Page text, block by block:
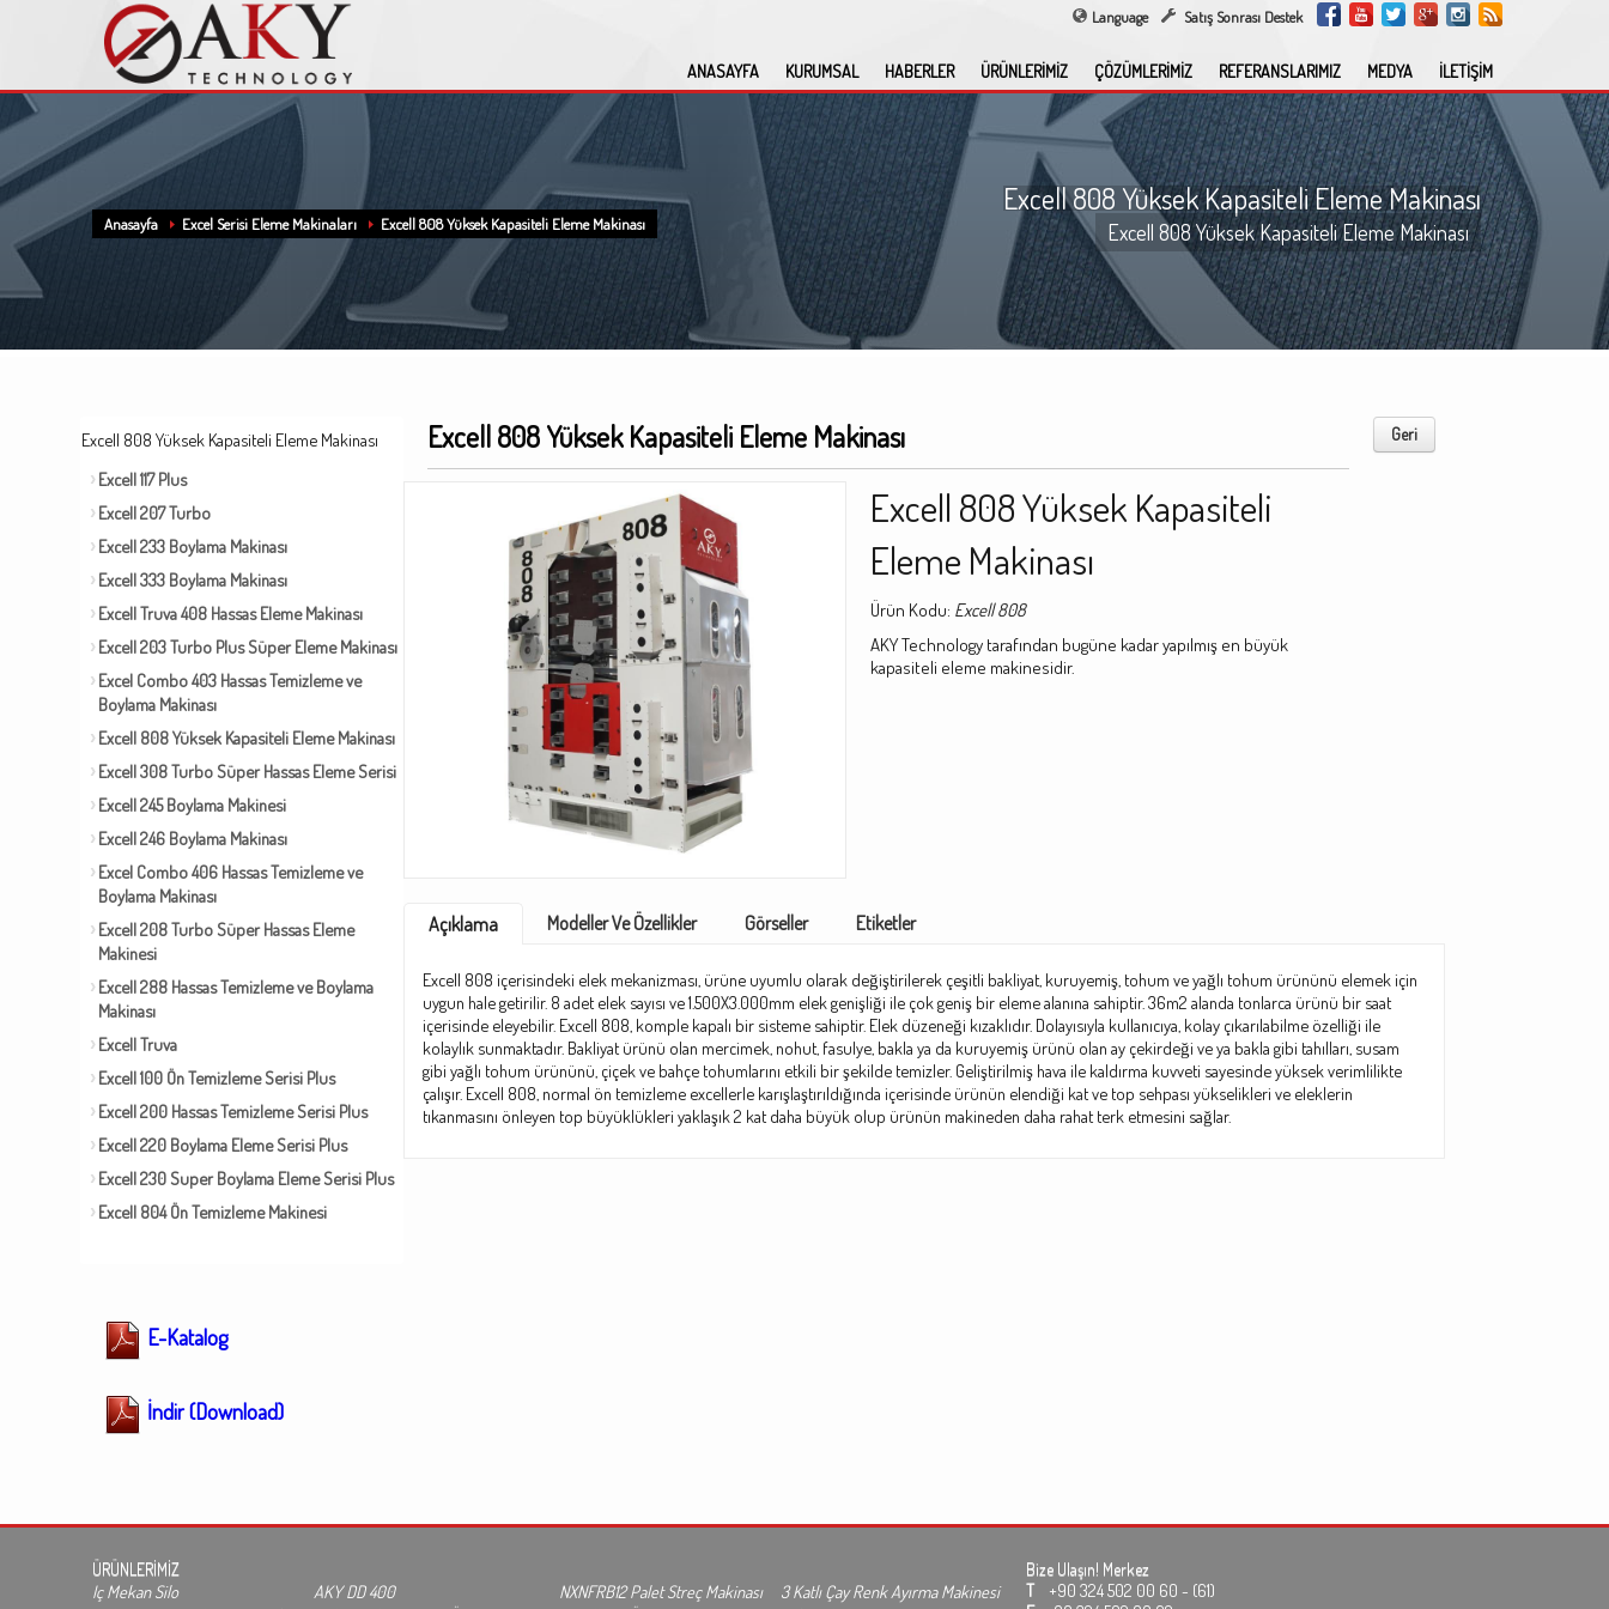
Language Satış Sonrası Destek
ANASAYFA KURUMSAL HABERLER ÜRÜNLERİMİZ ÇÖZÜMLERİMİZ REFERANSLARIMIZ MEDYA İLETİŞİM
Anasayfa Excel Serisi Eleme Makinaları Excell 808 Yüksek Kapasiteli Eleme Makinası
Excell 808 Yüksek Kapasiteli Eleme Makinası
Excell 808 Yüksek Kapasiteli Eleme Makinası
Excell 808 Yüksek Kapasiteli Eleme Makinası
Excell 117 Plus
Excell 207 Turbo
Excell 233 Boylama Makinası
Excell 333 Boylama Makinası
Excell Truva 408 Hassas Eleme Makinası
Excell 203 Turbo Plus Süper Eleme Makinası
Excel Combo 403 Hassas Temizleme ve
Boylama Makinası
Excell 808 Yüksek Kapasiteli Eleme Makinası
Excell 308 Turbo Süper Hassas Eleme Serisi
Excell 245 Boylama Makinesi
Excell 246 Boylama Makinası
Excel Combo 406 Hassas Temizleme ve
Boylama Makinası
Excell 208 Turbo Süper Hassas Eleme
Makinesi
Excell 288 Hassas Temizleme ve Boylama
Makinası
Excell Truva
Excell 100 Ön Temizleme Serisi Plus
Excell 200 Hassas Temizleme Serisi Plus
Excell 220 Boylama Eleme Serisi Plus
Excell 230 Super Boylama Eleme Serisi Plus
Excell 804 Ön Temizleme Makinesi
E-Katalog
İndir (Download)
Excell 808 Yüksek Kapasiteli Eleme Makinası Geri
Excell 808 Yüksek Kapasiteli
Eleme Makinası
Ürün Kodu: Excell 808
AKY Technology tarafından bugüne kadar yapılmış en büyük
kapasiteli eleme makinesidir.
Açıklama Modeller Ve Özellikler Görseller Etiketler
Excell 808 içerisindeki elek mekanizması, ürüne uyumlu olarak değiştirilerek çeşitli bakliyat, kuruyemiş, tohum ve yağlı tohum ürününü elemek için
uygun hale getirilir. 8 adet elek sayısı ve 1.500X3.000mm elek genişliği ile çok geniş bir eleme alanına sahiptir. 36m2 alanda tonlarca ürünü bir saat
içerisinde eleyebilir. Excell 808, komple kapalı bir sisteme sahiptir. Elek düzeneği kızaklıdır. Dolayısıyla kullanıcıya, kolay çıkarılabilme özelliği ile
kolaylık sunmaktadır. Bakliyat ürünü olan mercimek, nohut, fasulye, bakla ya da kuruyemiş ürünü olan ay çekirdeği ve ya bakla gibi tahılları, susam
gibi yağlı tohum ürününü, çiçek ve bahçe tohumlarını etkili bir şekilde temizler. Geliştirilmiş hava ile kaldırma kuvveti sayesinde yüksek verimlilikte
çalışır. Excell 808, normal ön temizleme excellerle karışlaştırıldığında içerisinde ürünün elendiği kat ve top sehpası yükselikleri ve eleklerin
tıkanmasını önleyen top büyüklükleri yaklaşık 2 kat daha büyük olup ürünün makineden daha rahat terk etmesini sağlar.
ÜRÜNLERİMİZ
Iç Mekan Silo
AKY DD 400
NXNFRB12 Palet Streç Makinası
3 Katlı Çay Renk Ayırma Makinesi
Bize Ulaşın! Merkez
T +90 324 502 00 60 - (61)